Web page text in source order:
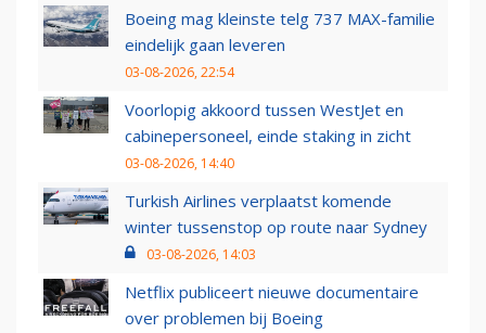
Boeing mag kleinste telg 737 MAX-familie
eindelijk gaan leveren
03-08-2026, 22:54
Voorlopig akkoord tussen WestJet en
cabinepersoneel, einde staking in zicht
03-08-2026, 14:40
Turkish Airlines verplaatst komende
winter tussenstop op route naar Sydney
03-08-2026, 14:03
Netflix publiceert nieuwe documentaire
over problemen bij Boeing